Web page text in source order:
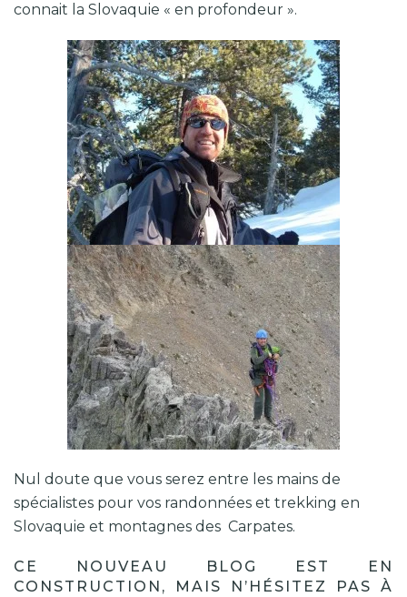
connait la Slovaquie « en profondeur ».
Nul doute que vous serez entre les mains de
spécialistes pour vos randonnées et trekking en
Slovaquie et montagnes des Carpates.
CE NOUVEAU BLOG EST EN
CONSTRUCTION, MAIS N’HÉSITEZ PAS À